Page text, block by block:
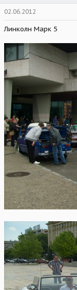
02.06.2012
Линколн Марк 5